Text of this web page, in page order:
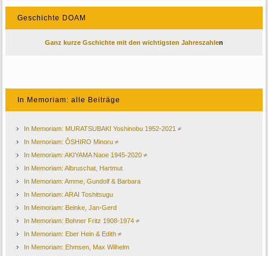
Geschichte DOAM
Ganz kurze Gschichte mit den wichtigsten Jahreszahlen
In Memoriam: alle Beiträge
In Memoriam: MURATSUBAKI Yoshinobu 1952-2021 ≠
In Memoriam: ÔSHIRO Minoru ≠
In Memoriam: AKIYAMA Naoe 1945-2020 ≠
In Memoriam: Albruschat, Hartmut
In Memoriam: Amme, Gundolf & Barbara
In Memoriam: ARAI Toshitsugu
In Memoriam: Beinke, Jan-Gerd
In Memoriam: Bohner Fritz 1908-1974 ≠
In Memoriam: Eber Hein & Edith ≠
In Memoriam: Ehmsen, Max Wilhelm